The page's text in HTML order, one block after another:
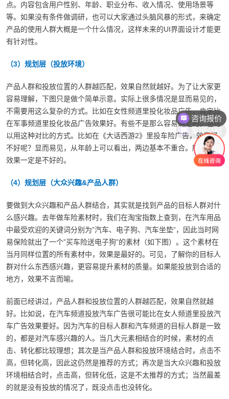
点。内容包含用户性别、年龄、职业分布、收入情况、使用场景等
等。如果没有条件做调研，也可以大家通过头脑风暴的形式，来确定
产品的使用人群大概是一个什么情况，这样未来的UI界面设计才能更
有针对性。
（3）规划层（投放环境）
产品人群和投放位置的人群越匹配，效果自然就越好。为了让大家更
容易理解，下图只是做个简单示意。实际上很多情况是显而易见的，
不需要用这么复杂的方式。比如在女性频道里投化妆品广告，肯定比
在军事频道里投化妆品广告效果好。有些不是那么容易确定的，也可
以用这种对比的方式。比如在《大话西游2》里投车险广告，效果好
不好呢？显而易见，从年龄上可以看出，两边基本不重合。所以广告
效果一定是不好的。
（4）规划层（大众兴趣&产品人群）
要做到大众兴趣和产品人群结合，其实就是找到产品的目标人群对什
么感兴趣。去年做车险素材时，我们在淘宝指数上查到，在汽车用品
中最受欢迎的关键词分别为”汽车、电子狗、汽车坐垫”，因此当时网
易保险就出了一个”买车险送电子狗”的素材（如下图）。这个素材在
当月同样位置的所有素材中，效果是最好的。可见，了解你的目标人
群对什么东西感兴趣，更容易提升素材的质量。如果能投放到合适的
地方，效果不言而喻。
前面已经讲过，产品人群和投放位置的人群越匹配，效果自然就越
好。比如说，在汽车频道投放汽车广告很可能比在女人频道里投放汽
车广告效果要好。因为汽车的目标人群和汽车频道的目标人群是一致
的，都是对汽车感兴趣的人。当几大元素相结合的时候，素材的点
击、转化都比较理想；其次是当产品人群和投放环境结合时，点击不
高，但转化高，因此这仍然是推荐的方式；再次是当大众兴趣和投放
环境相结合时，点击高，但转化低，这是不太推荐的方式；当然最差
的就是没有投放的情况了，既没点击也没转化。
咨询报价
案例介绍